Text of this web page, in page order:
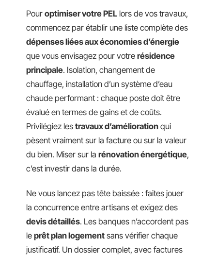
Pour optimiser votre PEL lors de vos travaux,
commencez par établir une liste complète des
dépenses liées aux économies d’énergie
que vous envisagez pour votre résidence
principale. Isolation, changement de
chauffage, installation d’un système d’eau
chaude performant : chaque poste doit être
évalué en termes de gains et de coûts.
Privilégiez les travaux d’amélioration qui
pèsent vraiment sur la facture ou sur la valeur
du bien. Miser sur la rénovation énergétique,
c’est investir dans la durée.
Ne vous lancez pas tête baissée : faites jouer
la concurrence entre artisans et exigez des
devis détaillés. Les banques n’accordent pas
le prêt plan logement sans vérifier chaque
justificatif. Un dossier complet, avec factures